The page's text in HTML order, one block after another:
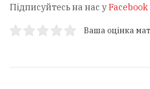
Підписуйтесь на нас уFacebook
Ваша оцінка